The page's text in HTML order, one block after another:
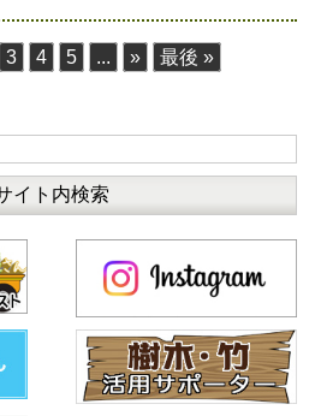
3 4 5 ... » 最後 »